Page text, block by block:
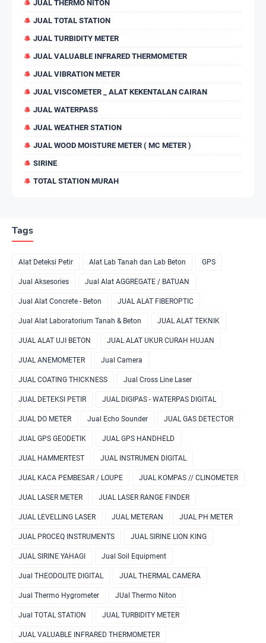
JUAL THERMO NITON
JUAL TOTAL STATION
JUAL TURBIDITY METER
JUAL VALUABLE INFRARED THERMOMETER
JUAL VIBRATION METER
JUAL VISCOMETER _ ALAT KEKENTALAN CAIRAN
JUAL WATERPASS
JUAL WEATHER STATION
JUAL WOOD MOISTURE METER ( MC METER )
SIRINE
TOTAL STATION MURAH
Tags
Alat Deteksi Petir Alat Lab Tanah dan Lab Beton GPS
Jual Aksesories Jual Alat AGGREGATE / BATUAN
Jual Alat Concrete - Beton JUAL ALAT FIBEROPTIC
Jual Alat Laboratorium Tanah & Beton JUAL ALAT TEKNIK
JUAL ALAT UJI BETON JUAL ALAT UKUR CURAH HUJAN
JUAL ANEMOMETER Jual Camera
JUAL COATING THICKNESS Jual Cross Line Laser
JUAL DETEKSI PETIR JUAL DIGIPAS - WATERPAS DIGITAL
JUAL DO METER Jual Echo Sounder JUAL GAS DETECTOR
JUAL GPS GEODETIK JUAL GPS HANDHELD
JUAL HAMMERTEST JUAL INSTRUMEN DIGITAL
JUAL KACA PEMBESAR / LOUPE JUAL KOMPAS // CLINOMETER
JUAL LASER METER JUAL LASER RANGE FINDER
JUAL LEVELLING LASER JUAL METERAN JUAL PH METER
JUAL PROCEQ INSTRUMENTS JUAL SIRINE LION KING
JUAL SIRINE YAHAGI Jual Soil Equipment
Jual THEODOLITE DIGITAL JUAL THERMAL CAMERA
Jual Thermo Hygrometer JUal Thermo Niton
Jual TOTAL STATION JUAL TURBIDITY METER
JUAL VALUABLE INFRARED THERMOMETER